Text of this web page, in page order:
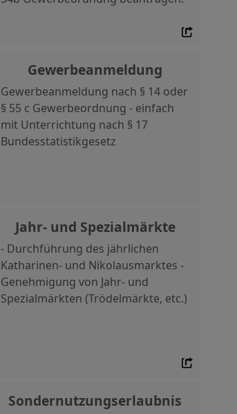
Gewerbeanmeldung
Gewerbeanmeldung nach § 14 oder
§ 55 c Gewerbeordnung - einfach
mit Unterrichtung nach § 17
Bundesstatistikgesetz
Jahr- und Spezialmärkte
- Durchführung des jährlichen
Katharinen- und Nikolausmarktes -
Genehmigung von Jahr- und
Spezialmärkten (Trödelmärkte, etc.)
Sondernutzungserlaubnis